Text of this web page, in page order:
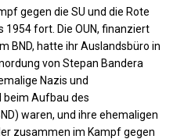
gegen die SU und die Rote
fort. Die OUN, finanziert
BND, hatte ihr Auslandsbüro in
von Stepan Bandera
Nazis und
beim Aufbau des
waren, und ihre ehemaligen
zusammen im Kampf gegen